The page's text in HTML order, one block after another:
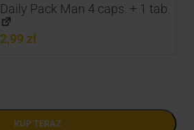
Daily Pack Man 4 caps. + 1 tab.
2,99 zł
KUP TERAZ